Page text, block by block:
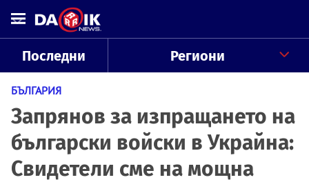
Последни Региони
БЪЛГАРИЯ
Запрянов за изпращането на
български войски в Украйна:
Свидетели сме на мощна